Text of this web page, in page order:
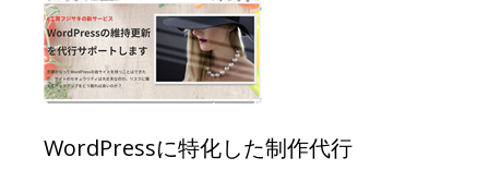
WordPressに特化した制作代行